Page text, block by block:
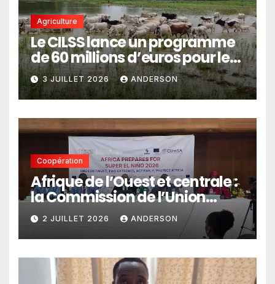
Agriculture
Le CILSS lance un programme
de 60 millions d’euros pour le
pastoralisme
3 JUILLET 2026 ANDERSON
Coopération
Afrique de l’Ouest et centrale :
la Commission de l’Union
africaine veut renforcer
l’intégration des services
climatiques dans les
politiques publiques
2 JUILLET 2026 ANDERSON